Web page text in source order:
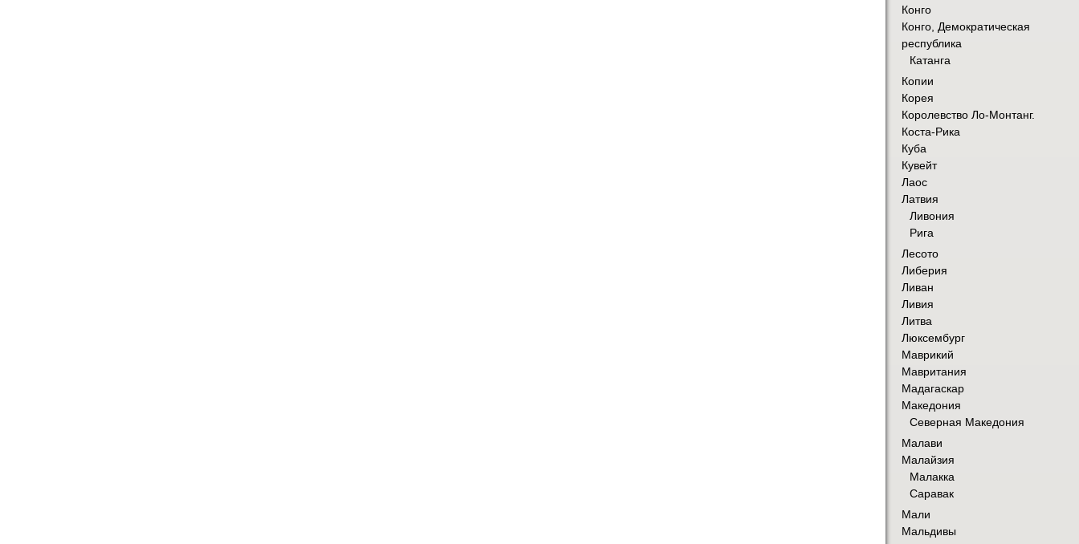
Конго
Конго, Демократическая
республика
Катанга
Копии
Корея
Королевство Ло-Монтанг.
Коста-Рика
Куба
Кувейт
Лаос
Латвия
Ливония
Рига
Лесото
Либерия
Ливан
Ливия
Литва
Люксембург
Маврикий
Мавритания
Мадагаскар
Македония
Северная Македония
Малави
Малайзия
Малакка
Саравак
Мали
Мальдивы